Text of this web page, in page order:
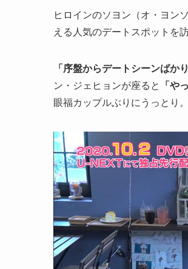
ヒロインのソヨン（オ・ヨン
える人気のデートスポットを
「序盤からデートシーンばか
ン・ジェヒョンが座ると 「や
眼福カップルぶりにうっとり。